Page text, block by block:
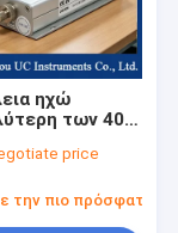
ηχώ
των 40
ισχύος που
RS232
price
την πιο πρόσφατη